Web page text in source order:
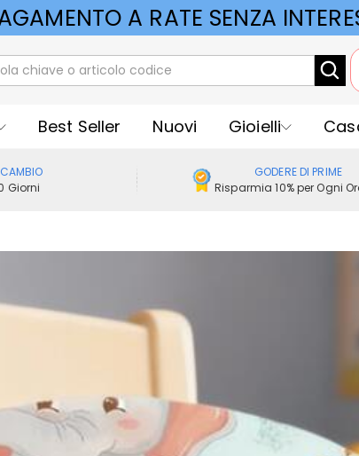
A RATE SENZA
Best Seller Nuovi Gioielli
Giorni
GODERE DI PRIME
Risparmia 10% per Ogni